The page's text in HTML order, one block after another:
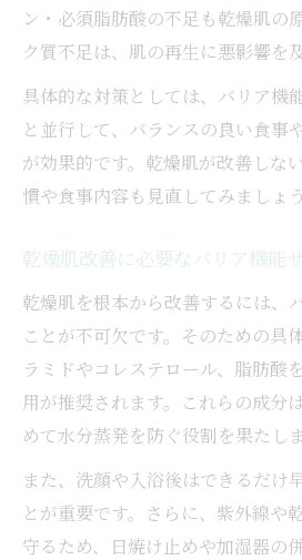
ン・必須脂肪酸の不足も乾燥肌の
ク質不足は、肌の再生に悪影響を
具体的な対策としては、バリア機
と並行して、バランスの良い食事
が効果的です。乾燥肌が改善しな
慣や食事内容も見直してみましょう
乾燥肌改善に必要なバリア機能
乾燥肌を根本から改善するには、
ことが不可欠です。そのための具
ラミドやコレステロール、脂肪酸
用が推奨されます。これらの成分
めて水分蒸発を防ぐ役割を果たしま
また、洗顔や入浴後はできるだけ
とが重要です。さらに、紫外線や
守るため、日焼け止めや加湿器の